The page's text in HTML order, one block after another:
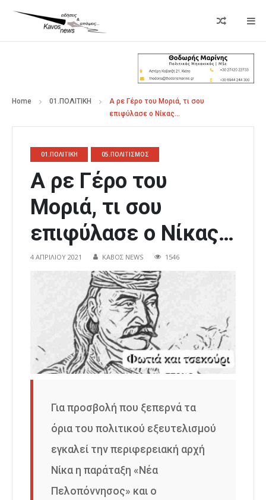
Home 01.ΠΟΛΙΤΙΚΗ
Α ρε Γέρο του Μοριά, τι σου
επιφύλασε ο Νίκας…
01.ΠΟΛΙΤΙΚΗ 05.ΠΟΛΙΤΙΣΜΟΣ
Α ρε Γέρο του
Μοριά, τι σου
επιφύλασε ο Νίκας…
4 ΑΠΡΙΛΊΟΥ 2021 ΚΑΒΟΣ NEWS 1546
Για προσβολή που ξεπερνά τα
όρια του πολιτικού εξευτελισμού
εγκαλεί την περιφερειακή αρχή
Νίκα η παράταξη «Νέα
Πελοπόννησος» και ο